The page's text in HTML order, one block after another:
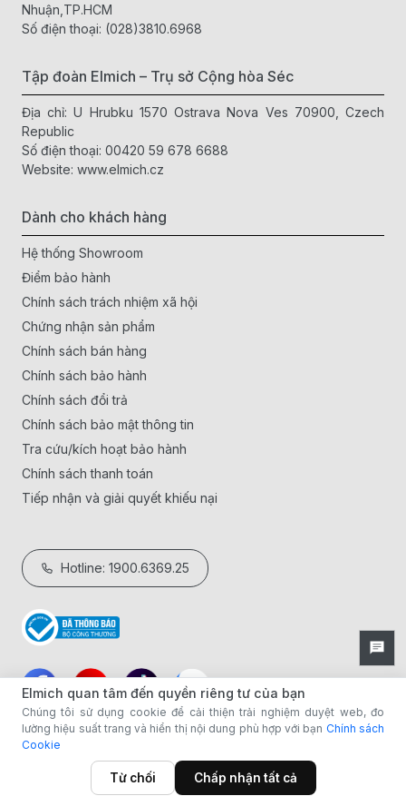
Nhuận,TP.HCM
Số điện thoại: (028)3810.6968
Tập đoàn Elmich – Trụ sở Cộng hòa Séc
Địa chỉ: U Hrubku 1570 Ostrava Nova Ves 70900, Czech
Republic
Số điện thoại: 00420 59 678 6688
Website: www.elmich.cz
Dành cho khách hàng
Hệ thống Showroom
Điểm bảo hành
Chính sách trách nhiệm xã hội
Chứng nhận sản phẩm
Chính sách bán hàng
Chính sách bảo hành
Chính sách đổi trả
Chính sách bảo mật thông tin
Tra cứu/kích hoạt bảo hành
Chính sách thanh toán
Tiếp nhận và giải quyết khiếu nại
Hotline: 1900.6369.25
Elmich quan tâm đến quyền riêng tư của bạn
Chúng tôi sử dụng cookie để cải thiện trải nghiệm duyệt web, đo
lường hiệu suất trang và hiển thị nội dung phù hợp với bạn Chính sách
Cookie
Từ chối Chấp nhận tất cả
BST Xanh Showroom